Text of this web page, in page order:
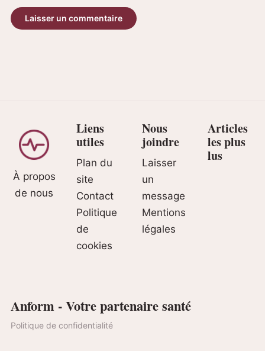
À propos
de nous
Liens
utiles
Plan du
site
Contact
Politique
de
cookies
Nous
joindre
Laisser
un
message
Mentions
légales
Articles
les plus
lus
Anform - Votre partenaire santé
Politique de confidentialité